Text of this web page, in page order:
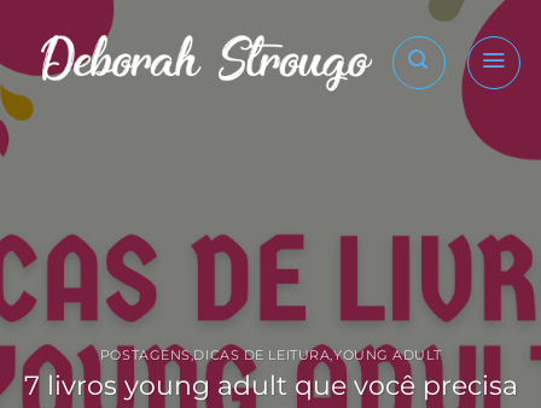
content
POSTAGENS,DICAS DE LEITURA,YOUNG ADULT
7 livros young adult que você precisa